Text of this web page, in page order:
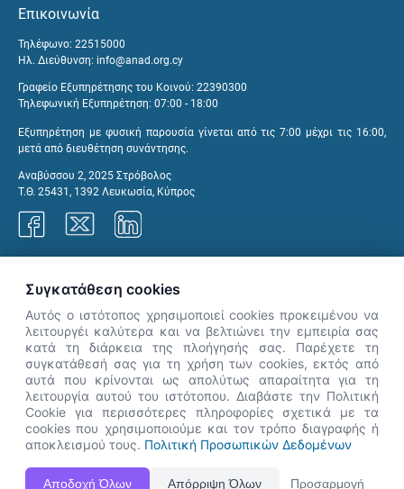
Επικοινωνία
Τηλέφωνο: 22515000
Ηλ. Διεύθυνση: info@anad.org.cy
Γραφείο Εξυπηρέτησης του Κοινού: 22390300
Τηλεφωνική Εξυπηρέτηση: 07:00 - 18:00
Εξυπηρέτηση με φυσική παρουσία γίνεται από τις 7:00 μέχρι τις 16:00,
μετά από διευθέτηση συνάντησης.
Αναβύσσου 2, 2025 Στρόβολος
Τ.Θ. 25431, 1392 Λευκωσία, Κύπρος
Η Ιστοσελίδα ΑνΑΔ είναι πλήρως συμβατή με τις νεότερες εκδόσεις, Google Chrome, Mozilla Firefox,
Apple Safari καθώς και Internet Explorer.
👋 Καλώς ήρθες! Είμαι η Νόησις.
Πες μου πώς μπορώ να σε βοηθήσω
σήμερα.
Συγκατάθεση cookies
Αυτός ο ιστότοπος χρησιμοποιεί cookies προκειμένου να
λειτουργέι καλύτερα και να βελτιώνει την εμπειρία σας
κατά τη διάρκεια της πλοήγησής σας. Παρέχετε τη
συγκατάθεσή σας για τη χρήση των cookies, εκτός από
αυτά που κρίνονται ως απολύτως απαραίτητα για τη
λειτουργία αυτού του ιστότοπου. Διαβάστε την Πολιτική
Cookie για περισσότερες πληροφορίες σχετικά με τα
cookies που χρησιμοποιούμε και τον τρόπο διαγραφής ή
αποκλεισμού τους. Πολιτική Προσωπικών Δεδομένων
Αποδοχή Όλων Απόρριψη Όλων Προσαρμογή